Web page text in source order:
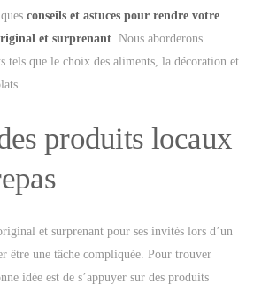
conseils et astuces pour rendre votre
et surprenant . Nous aborderons
tels que le choix des aliments, la décoration et
produits locaux
et surprenant pour ses invités lors d’un
être une tâche compliquée. Pour trouver
idée est de s’appuyer sur des produits